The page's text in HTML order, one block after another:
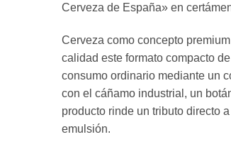
Cerveza de España» en
Cerveza como concepto
calidad este formato compacto
consumo ordinario mediante un
con el cáñamo industrial, un
producto rinde un tributo directo
emulsión.